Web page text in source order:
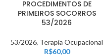
PROCEDIMENTOS DE
PRIMEIROS SOCORROS
53/2026
53/2026, Terapia Ocupacional
R$60,00